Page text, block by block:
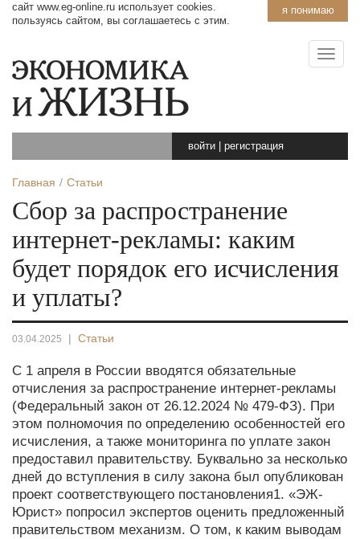
я понимаю
сайт www.eg-online.ru использует cookies.
пользуясь сайтом, вы соглашаетесь с этим.
войти регистрация
Главная Статьи
Сбор за распространение
интернет-рекламы: каким
будет порядок его исчисления
и уплаты?
03.04.2025 | Статьи
С 1 апреля в России вводятся обязательные
отчисления за распространение интернет-рекламы
(Федеральный закон от 26.12.2024 № 479-ФЗ). При
этом полномочия по определению особенностей его
исчисления, а также мониторинга по уплате закон
предоставил правительству. Буквально за несколько
дней до вступления в силу закона был опубликован
проект соответствующего постановления1. «ЭЖ-
Юрист» попросил экспертов оценить предложенный
правительством механизм. О том, к каким выводам